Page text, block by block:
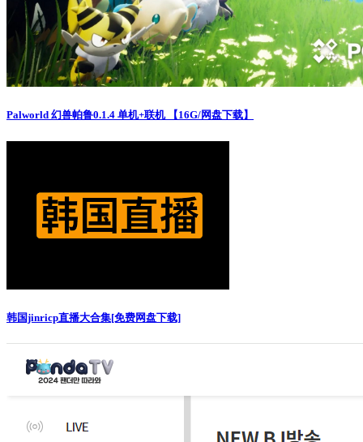
Palworld 幻兽帕鲁0.1.4 单机+联机 【16G/网盘下载】
韩国jinricp直播大合集[免费网盘下载]